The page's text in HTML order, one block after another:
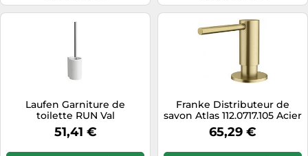
Laufen Garniture de
toilette RUN Val
H8722820000001 avec
brosse, 15x10x36 cm, blanc
51,41 €
Franke Distributeur de
savon Atlas 112.0717.105 Acier
inoxydable 316 Doré
65,29 €